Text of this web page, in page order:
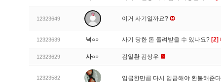
12323649 이거 사기일까요?
12323639 넉○○ 사기 당한 돈 돌려받을 수 있나요? [2]
12323629 사○○ 김일환 김상우
12323582 입금한만큼 다시 입금해야 환불해준다